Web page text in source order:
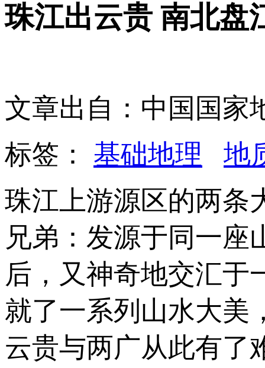
珠江出云贵 南北盘
文章出自：中国国家
标签： 基础地理
地
珠江上游源区的两
兄弟：发源于同一
后，又神奇地交汇于
就了一系列山水大美
云贵与两广从此有了